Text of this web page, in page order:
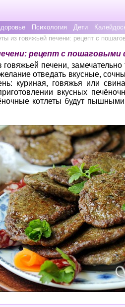
Психология Дети
из говяжьей печени: рецепт с
рецепт с
печени,
отведать вкусные,
куриная, говяжья или
вкусных
котлеты будут